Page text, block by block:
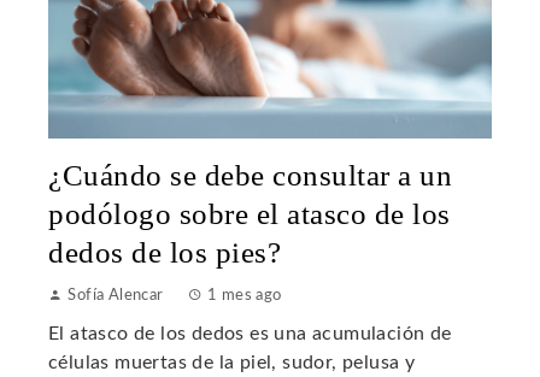
¿Cuándo se debe consultar a un
podólogo sobre el atasco de los
dedos de los pies?
Sofía Alencar 1 mes ago
El atasco de los dedos es una acumulación de
células muertas de la piel, sudor, pelusa y